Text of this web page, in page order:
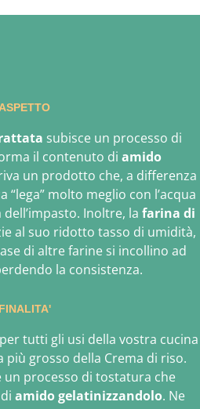
subisce un processo di
il contenuto di amido
un prodotto che, a differenza
“lega” molto meglio con l’acqua
Inoltre, la farina di
al suo ridotto tasso di umidità,
di altre farine si incollino ad
la consistenza.
FINALITA'
tutti gli usi della vostra cucina
più grosso della Crema di riso.
un processo di tostatura che
amido gelatinizzandolo. Ne